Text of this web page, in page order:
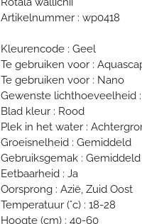
Artikelnummer : wp0418
Kleurencode : Geel
Te gebruiken voor :
Te gebruiken voor : Nano
Gewenste lichthoeveelheid
Blad kleur : Rood
Plek in het water :
Groeisnelheid : Gemiddeld
Gebruiksgemak : Gemiddeld
Eetbaarheid : Ja
Oorsprong : Azië, Zuid Oost
Temperatuur (°c) : 18-28
Hoogte (cm) : 40-60